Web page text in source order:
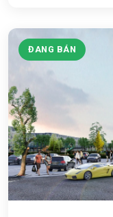
ĐANG BÁN